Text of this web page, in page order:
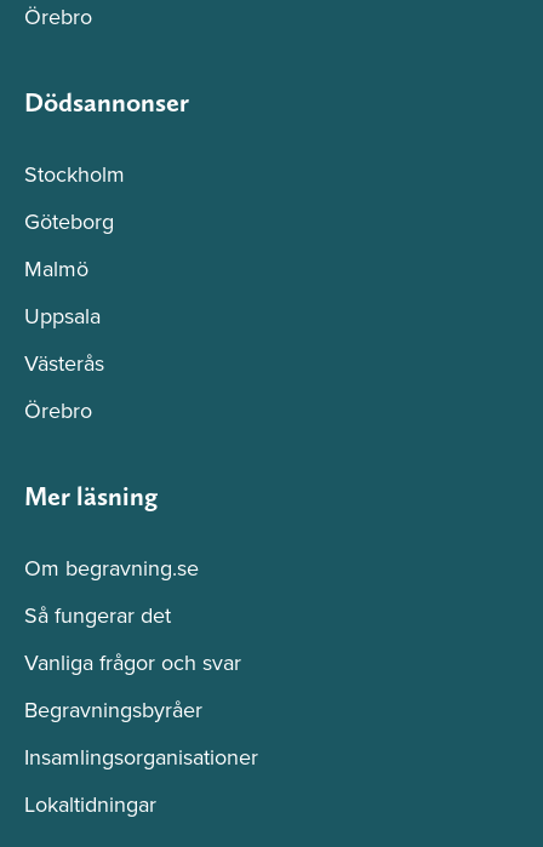
Örebro
Dödsannonser
Stockholm
Göteborg
Malmö
Uppsala
Västerås
Örebro
Mer läsning
Om begravning.se
Så fungerar det
Vanliga frågor och svar
Begravningsbyråer
Insamlingsorganisationer
Lokaltidningar